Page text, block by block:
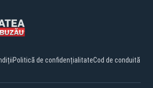
Politică de confidențialitateCod de conduită